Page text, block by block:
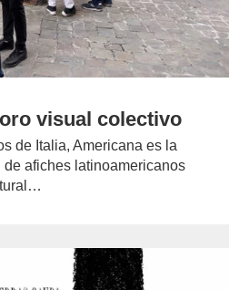
visual colectivo
de Italia, Americana es la
afiches latinoamericanos